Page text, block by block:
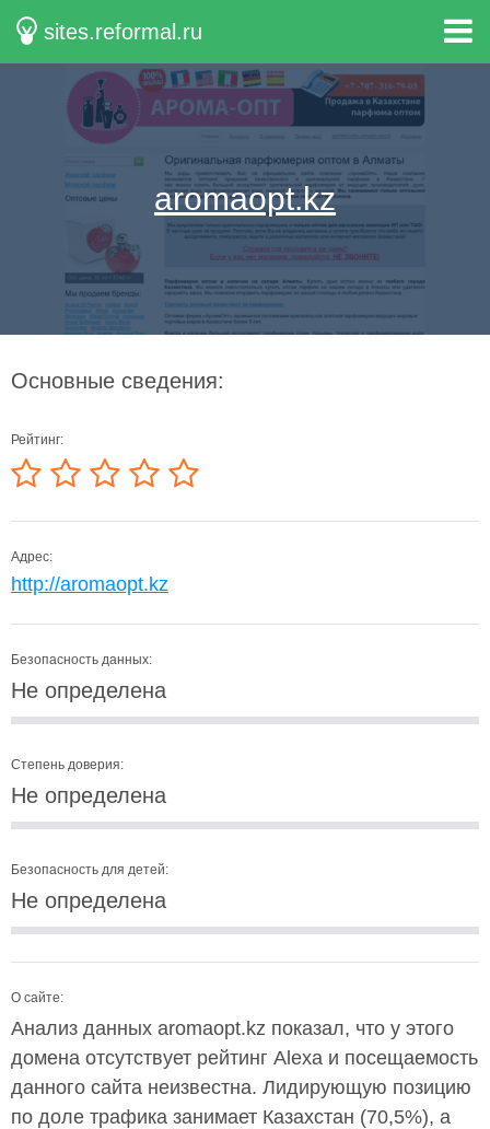
sites.reformal.ru
aromaopt.kz
Основные сведения:
Рейтинг:
Адрес:
http://aromaopt.kz
Безопасность данных:
Не определена
Степень доверия:
Не определена
Безопасность для детей:
Не определена
О сайте:
Анализ данных aromaopt.kz показал, что у этого
домена отсутствует рейтинг Alexa и посещаемость
данного сайта неизвестна. Лидирующую позицию
по доле трафика занимает Казахстан (70,5%), а